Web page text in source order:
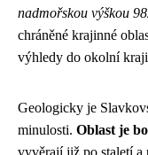
nadmořskou výškou
chráněné krajinné
výhledy do okolní
Geologicky je
minulosti. Oblast je